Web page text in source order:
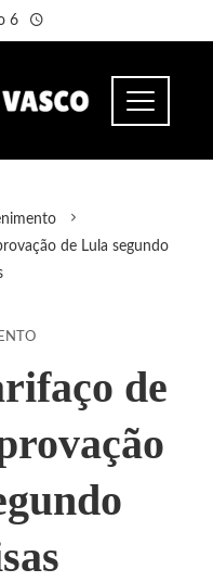
6
de Lula segundo
de